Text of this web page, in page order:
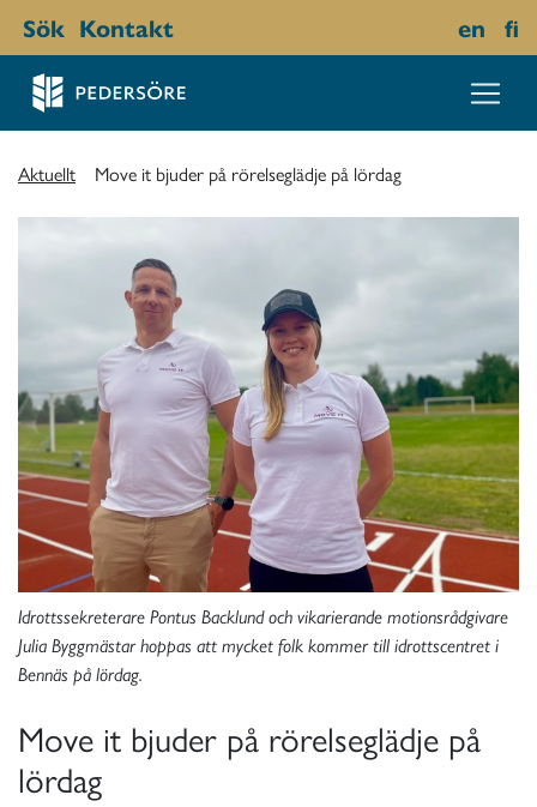
Sök Kontakt en fi
Aktuellt Move it bjuder på rörelseglädje på lördag
Idrottssekreterare Pontus Backlund och vikarierande motionsrådgivare
Julia Byggmästar hoppas att mycket folk kommer till idrottscentret i
Bennäs på lördag.
Move it bjuder på rörelseglädje på
lördag